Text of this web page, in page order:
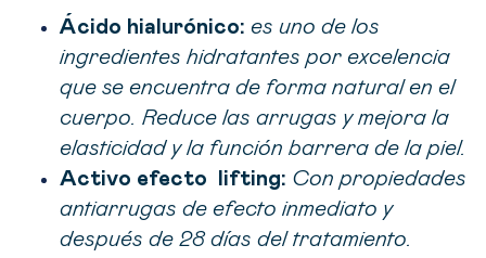
Ácido hialurónico: es uno de los
ingredientes hidratantes por excelencia
que se encuentra de forma natural en el
cuerpo. Reduce las arrugas y mejora la
elasticidad y la función barrera de la piel.
Activo efecto lifting: Con propiedades
antiarrugas de efecto inmediato y
después de 28 días del tratamiento.